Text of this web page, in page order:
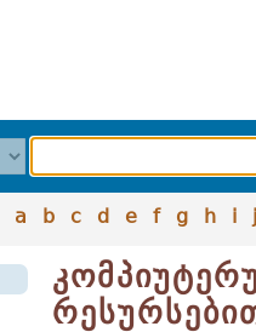
a b c d e f g h i j